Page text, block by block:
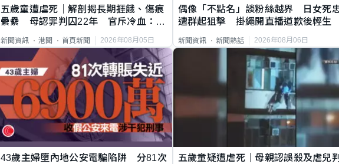
五歲童遭虐死｜解剖揭長期捱餓、傷痕
纍纍 母認罪判囚22年 官斥冷血：同
新聞資訊 港聞 首頁新聞 2026年08月05日
偶像「不點名」談粉絲越界 日女死
遭群起狙擊 掛繩開直播道歉後輕生
新聞資訊 新聞熱話 2026年08月06日
43歲主婦墮內地公安電騙陷阱 分81次
五歲童疑遭虐死｜母親認誤殺及虐兒